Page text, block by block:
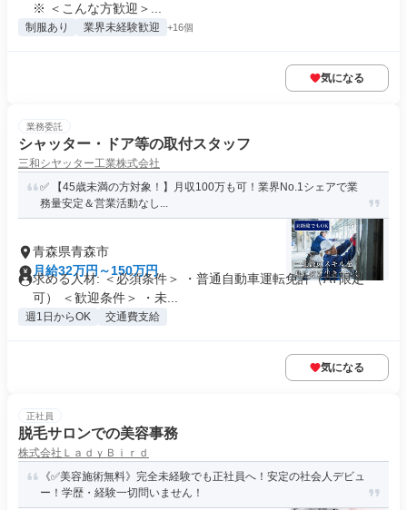
※ ＜こんな方歓迎＞...
制服あり 業界未経験歓迎 +16個
気になる
業務委託
シャッター・ドア等の取付スタッフ
三和シヤッター工業株式会社
✅ 【45歳未満の方対象！】月収100万も可！業界No.1シェアで業
務量安定＆営業活動なし...
青森県青森市
月給32万円～150万円
求める人材: ＜必須条件＞ ・普通自動車運転免許（AT限定
可） ＜歓迎条件＞ ・未...
週1日からOK 交通費支給
気になる
正社員
脱毛サロンでの美容事務
株式会社ＬａｄｙＢｉｒｄ
《✅美容施術無料》完全未経験でも正社員へ！安定の社会人デビュ
ー！学歴・経験一切問いません！